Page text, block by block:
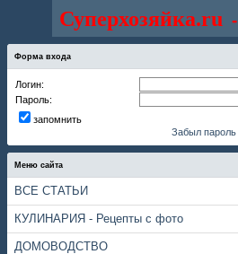
Суперхозяйка.ru -
Форма входа
Логин:
Пароль:
запомнить
Забыл пароль
Меню сайта
ВСЕ СТАТЬИ
КУЛИНАРИЯ - Рецепты с фото
ДОМОВОДСТВО